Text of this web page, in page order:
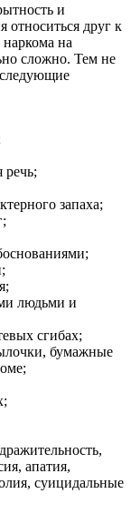
и
относиться друг к
на
сложно. Тем не
речь;
запаха;
людьми и
сгибах;
бумажные
апатия,
суицидальные